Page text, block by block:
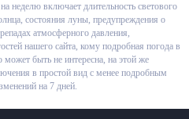
основных данных, прогноз
на неделю включает
восхода и захода солнца,
грядущих магнитных бурях, а также
похолоданиях и потеплениях. Для тех
погода в Соколе, Сахалинская
на этой же странице